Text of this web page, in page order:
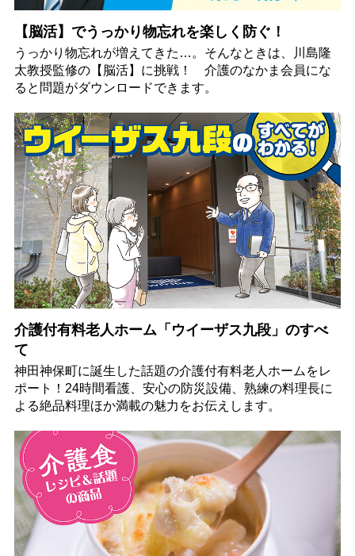
【脳活】でうっかり物忘れを楽しく防ぐ！
うっかり物忘れが増えてきた…。そんなときは、川島隆
太教授監修の【脳活】に挑戦！ 介護のなかま会員にな
ると問題がダウンロードできます。
介護付有料老人ホーム「ウイーザス九段」のすべ
て
神田神保町に誕生した話題の介護付有料老人ホームをレ
ポート！24時間看護、安心の防災設備、熟練の料理長に
よる絶品料理ほか満載の魅力をお伝えします。